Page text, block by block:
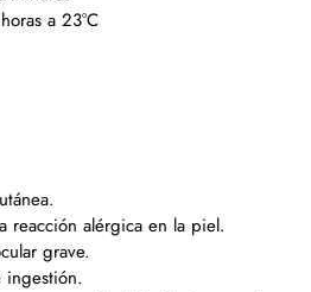
a 23°C
reacción alérgica en la piel.
grave.